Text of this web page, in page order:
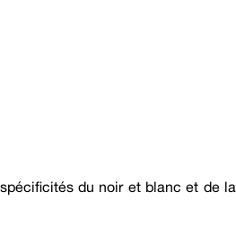
du noir et blanc et de la